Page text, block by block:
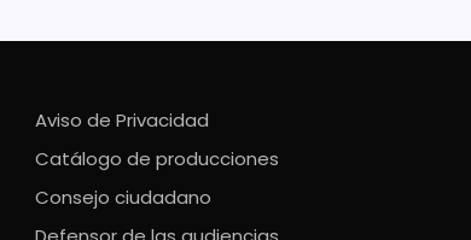
Aviso de Privacidad
Catálogo de producciones
Consejo ciudadano